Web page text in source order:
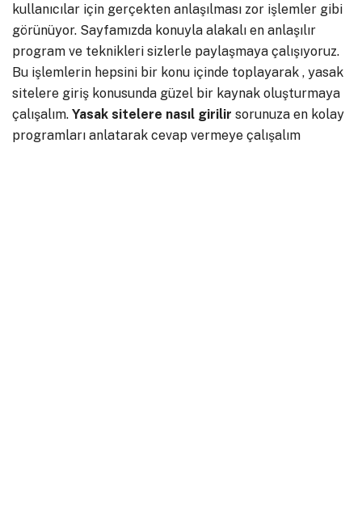
kullanıcılar için gerçekten anlaşılması zor işlemler gibi
görünüyor. Sayfamızda konuyla alakalı en anlaşılır
program ve teknikleri sizlerle paylaşmaya çalışıyoruz.
Bu işlemlerin hepsini bir konu içinde toplayarak , yasak
sitelere giriş konusunda güzel bir kaynak oluşturmaya
çalışalım. Yasak sitelere nasıl girilir sorunuza en kolay
programları anlatarak cevap vermeye çalışalım